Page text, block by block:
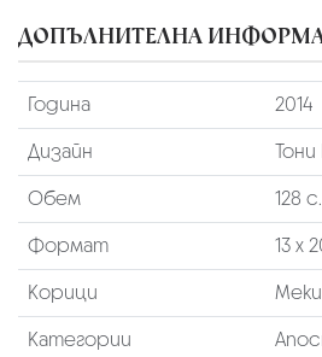
ДОПЪЛНИТЕЛНА
Година
2014
Дизайн
Тони
Обем
128 с.
Формат
13 х
Корици
Меки
Категории